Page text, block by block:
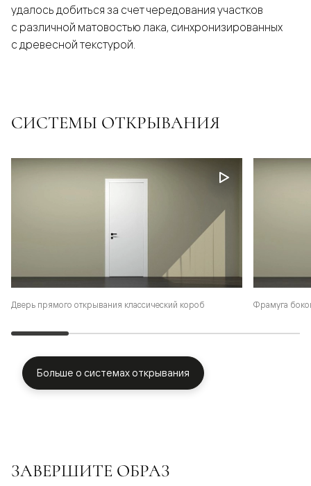
удалось добиться за счет чередования участков
с различной матовостью лака, синхронизированных
с древесной текстурой.
СИСТЕМЫ ОТКРЫВАНИЯ
Дверь прямого открывания классический короб Фрамуга
Больше о системах открывания
ЗАВЕРШИТЕ ОБРАЗ